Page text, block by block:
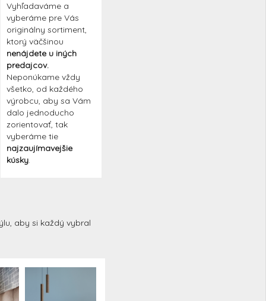
Vyhľadaváme a
vyberáme pre Vás
originálny sortiment,
ktorý väčšinou
nenájdete u iných
predajcov.
Neponúkame vždy
všetko, od každého
výrobcu, aby sa Vám
dalo jednoducho
zorientovať, tak
vyberáme tie
najzaujímavejšie
kúsky.
aby si každý vybral